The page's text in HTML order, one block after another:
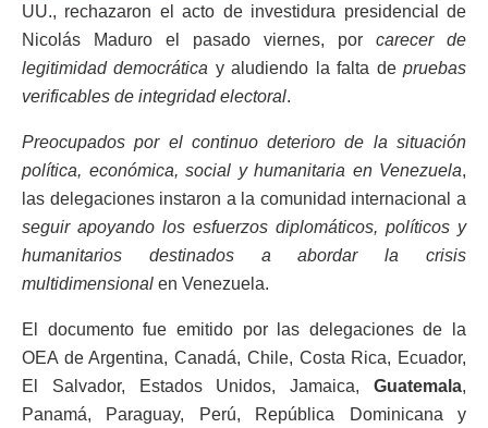
UU., rechazaron el acto de investidura presidencial de
Nicolás Maduro el pasado viernes, por carecer de
legitimidad democrática y aludiendo la falta depruebas
verificables de integridad electoral.
Preocupados por el continuo deterioro de la situación
política, económica, social y humanitaria en Venezuela,
las delegaciones instaron a la comunidad internacional a
seguir apoyando los esfuerzos diplomáticos, políticos y
humanitarios destinados a abordar la crisis
multidimensional en Venezuela.
El documento fue emitido por las delegaciones de la
OEA de Argentina, Canadá, Chile, Costa Rica, Ecuador,
El Salvador, Estados Unidos, Jamaica, Guatemala,
Panamá, Paraguay, Perú, República Dominicana y